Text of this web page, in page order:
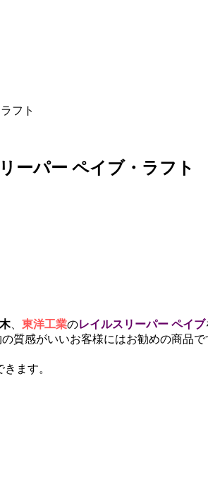
フト
ーパー ペイブ・ラフト
、 東洋工業のレイルスリーパー ペイブ
質感がいいお客様にはお勧めの商品で
ます。